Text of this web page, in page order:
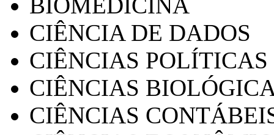
CIÊNCIA DE DADOS
CIÊNCIAS POLÍTICAS
CIÊNCIAS
CIÊNCIAS